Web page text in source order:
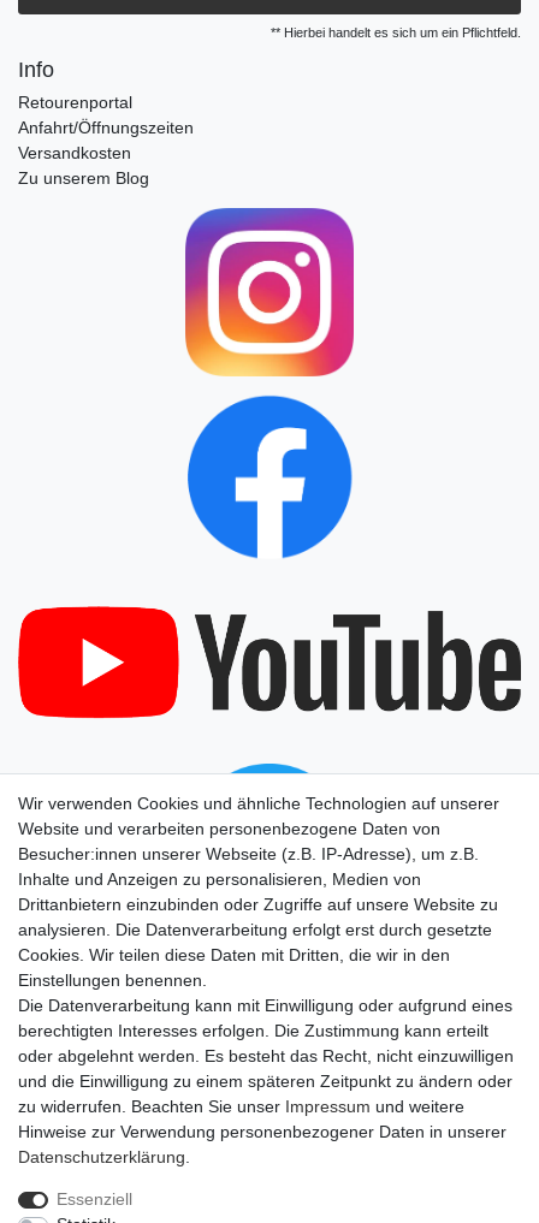
** Hierbei handelt es sich um ein Pflichtfeld.
Info
Retourenportal
Anfahrt/Öffnungszeiten
Versandkosten
Zu unserem Blog
Wir verwenden Cookies und ähnliche Technologien auf unserer
Website und verarbeiten personenbezogene Daten von
Besucher:innen unserer Webseite (z.B. IP-Adresse), um z.B.
Inhalte und Anzeigen zu personalisieren, Medien von
Drittanbietern einzubinden oder Zugriffe auf unsere Website zu
analysieren. Die Datenverarbeitung erfolgt erst durch gesetzte
Cookies. Wir teilen diese Daten mit Dritten, die wir in den
Einstellungen benennen.
Die Datenverarbeitung kann mit Einwilligung oder aufgrund eines
berechtigten Interesses erfolgen. Die Zustimmung kann erteilt
oder abgelehnt werden. Es besteht das Recht, nicht einzuwilligen
und die Einwilligung zu einem späteren Zeitpunkt zu ändern oder
zu widerrufen. Beachten Sie unser Impressum und weitere
Hinweise zur Verwendung personenbezogener Daten in unserer
Daten­schutz­erklärung
Essenziell